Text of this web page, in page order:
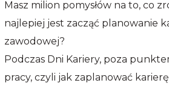
Masz milion pomysłów na to, co
najlepiej jest zacząć planowanie
zawodowej?
Podczas Dni Kariery, poza
pracy, czyli jak zaplanować